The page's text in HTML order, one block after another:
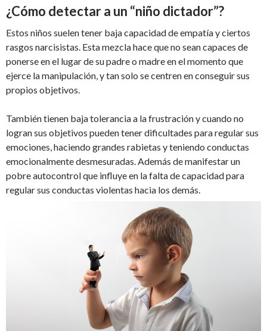
¿Cómo detectar a un “niño dictador”?
Estos niños suelen tener baja capacidad de empatía y ciertos
rasgos narcisistas. Esta mezcla hace que no sean capaces de
ponerse en el lugar de su padre o madre en el momento que
ejerce la manipulación, y tan solo se centren en conseguir sus
propios objetivos.
También tienen baja tolerancia a la frustración y cuando no
logran sus objetivos pueden tener dificultades para regular sus
emociones, haciendo grandes rabietas y teniendo conductas
emocionalmente desmesuradas. Además de manifestar un
pobre autocontrol que influye en la falta de capacidad para
regular sus conductas violentas hacia los demás.